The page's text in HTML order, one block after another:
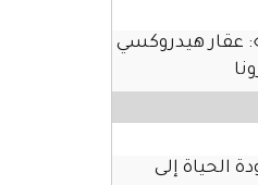
عقار هيدروكسي
الحياة إلى